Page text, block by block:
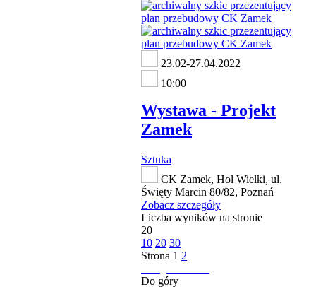
23.02-27.04.2022
10:00
Wystawa - Projekt
Zamek
Sztuka
CK Zamek, Hol Wielki, ul.
Święty Marcin 80/82, Poznań
Zobacz szczegóły
Liczba wyników na stronie
20
10 20 30
Strona 1 2
Do góry